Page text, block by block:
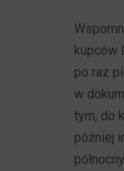
kupców
po raz
w
tym, do
później